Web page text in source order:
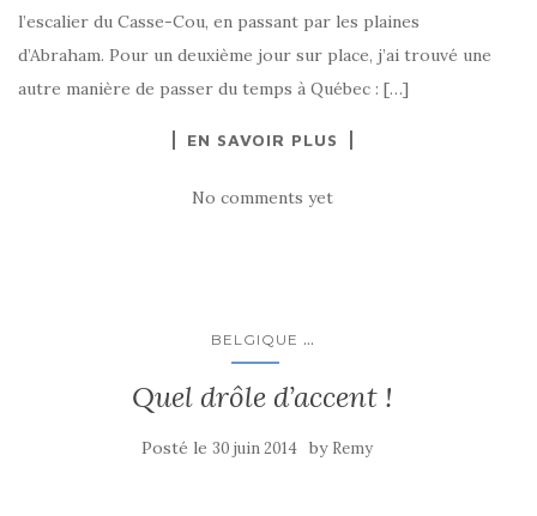
l’escalier du Casse-Cou, en passant par les plaines
d’Abraham. Pour un deuxième jour sur place, j’ai trouvé une
autre manière de passer du temps à Québec : […]
EN SAVOIR PLUS
No comments yet
BELGIQUE ...
Quel drôle d’accent !
Posté le 30 juin 2014 by Remy